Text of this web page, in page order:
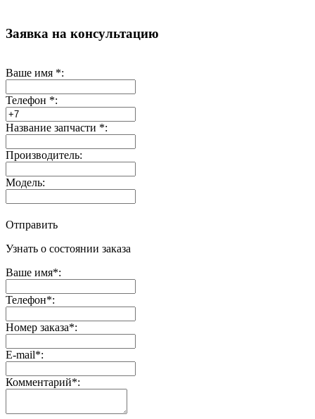
Заявка на консультацию
Ваше имя *:
Телефон *:
Название запчасти *:
Производитель:
Модель:
Отправить
Узнать о состоянии заказа
Ваше имя*:
Телефон*:
Номер заказа*:
E-mail*:
Комментарий*: